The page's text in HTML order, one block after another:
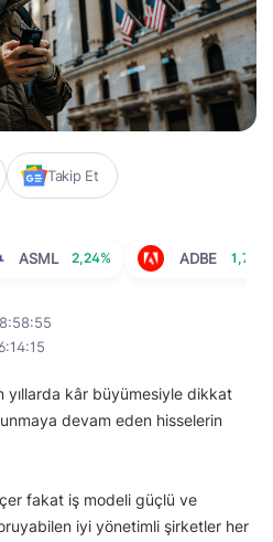
Takip Et
ASML 2,24% ADBE 1,75%
yıllarda kâr büyümesiyle dikkat
devam eden hisselerin
fakat iş modeli güçlü ve
iyi yönetimli şirketler her